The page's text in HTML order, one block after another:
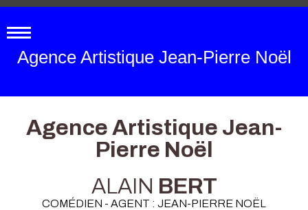
Agence Artistique Jean-Pierre Noël
Agence Artistique Jean-
Pierre Noël
ALAIN BERT
COMÉDIEN - AGENT : JEAN-PIERRE NOËL